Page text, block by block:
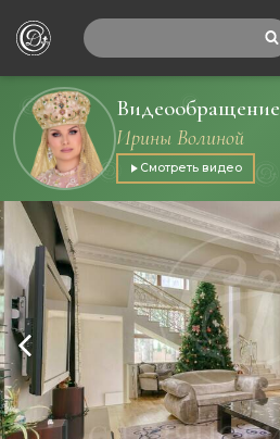
Видеообращение
Ирины Волиной
Смотреть видео